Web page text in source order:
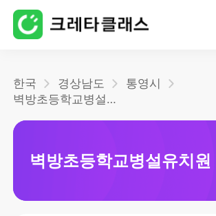
블로그
한국 경상남도
통영시
벽방초등학교병설유치원
벽방초등학교병설유치원